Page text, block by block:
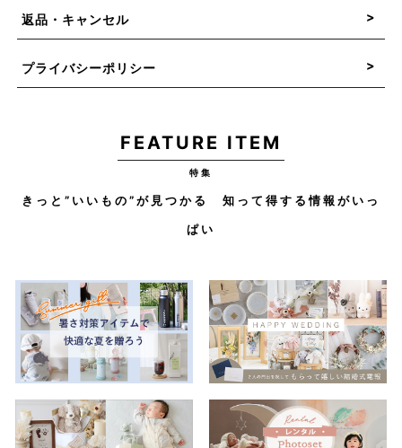
返品・キャンセル
プライバシーポリシー
FEATURE ITEM
特集
きっと”いいもの”が見つかる 知って得する情報がいっ
ぱい